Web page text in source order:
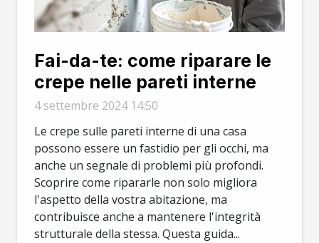
Fai-da-te: come riparare le
crepe nelle pareti interne
4 settembre 2024 14:50
Le crepe sulle pareti interne di una casa
possono essere un fastidio per gli occhi, ma
anche un segnale di problemi più profondi.
Scoprire come ripararle non solo migliora
l'aspetto della vostra abitazione, ma
contribuisce anche a mantenere l'integrità
strutturale della stessa. Questa guida...